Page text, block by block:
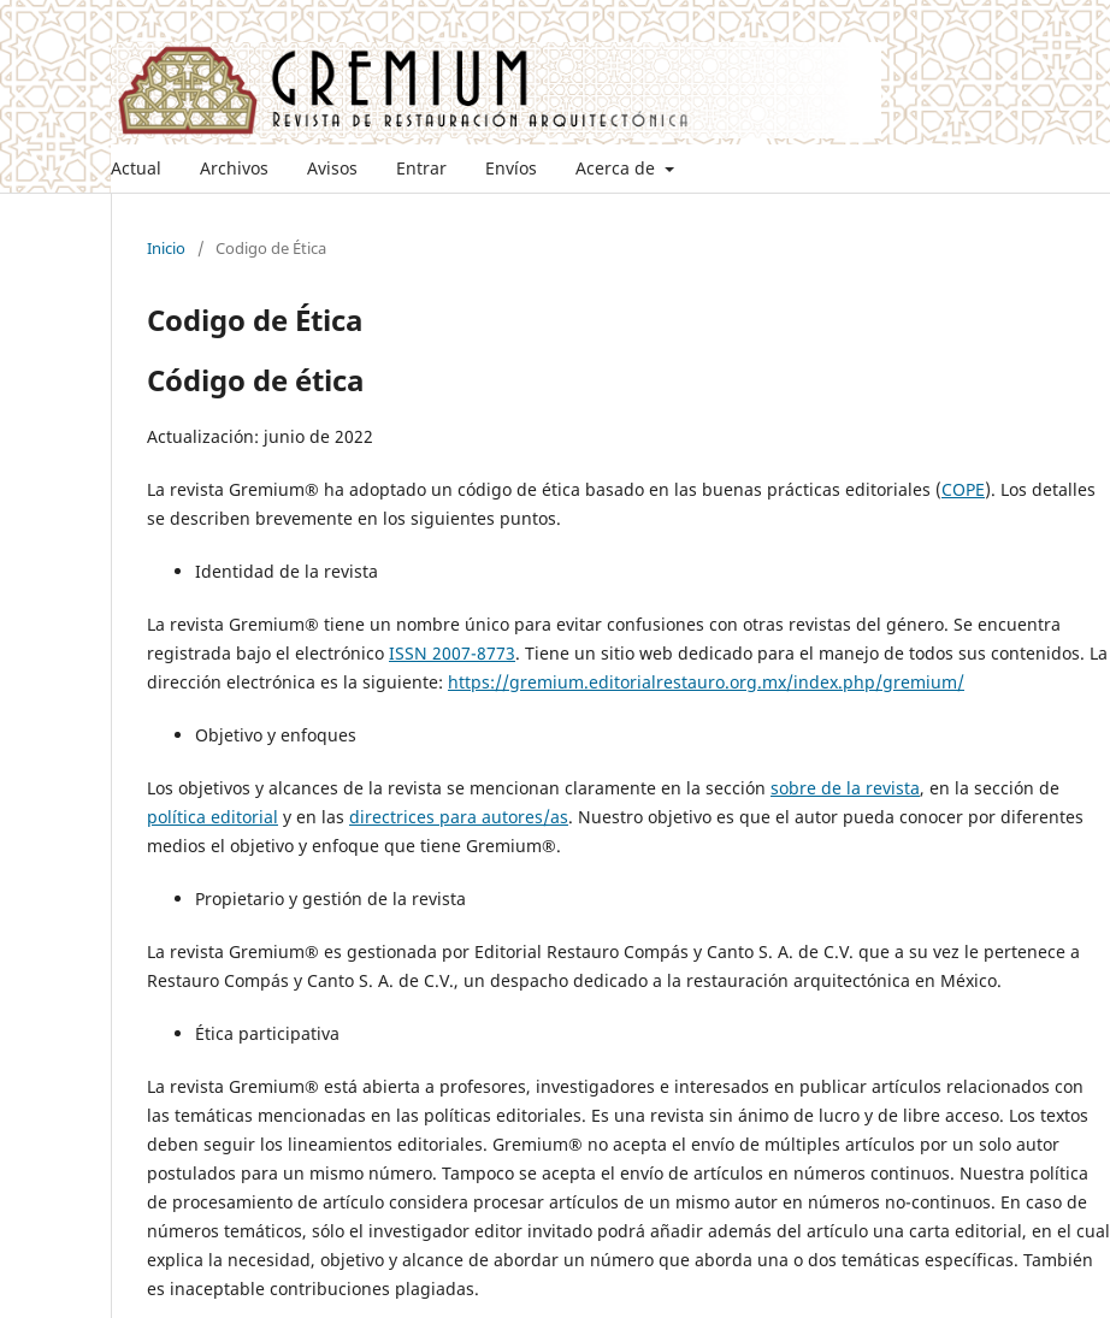
Actual Archivos Avisos Entrar Envíos Acerca de
Inicio / Codigo de Ética
Codigo de Ética
Código de ética
Actualización: junio de 2022
La revista Gremium® ha adoptado un código de ética basado en las buenas prácticas editoriales (COPE). Los detalles
se describen brevemente en los siguientes puntos.
Identidad de la revista
La revista Gremium® tiene un nombre único para evitar confusiones con otras revistas del género. Se encuentra
registrada bajo el electrónico ISSN 2007-8773. Tiene un sitio web dedicado para el manejo de todos sus contenidos. La
dirección electrónica es la siguiente: https://gremium.editorialrestauro.org.mx/index.php/gremium/
Objetivo y enfoques
Los objetivos y alcances de la revista se mencionan claramente en la sección sobre de la revista, en la sección de
política editorial y en las directrices para autores/as. Nuestro objetivo es que el autor pueda conocer por diferentes
medios el objetivo y enfoque que tiene Gremium®.
Propietario y gestión de la revista
La revista Gremium® es gestionada por Editorial Restauro Compás y Canto S. A. de C.V. que a su vez le pertenece a
Restauro Compás y Canto S. A. de C.V., un despacho dedicado a la restauración arquitectónica en México.
Ética participativa
La revista Gremium® está abierta a profesores, investigadores e interesados en publicar artículos relacionados con
las temáticas mencionadas en las políticas editoriales. Es una revista sin ánimo de lucro y de libre acceso. Los textos
deben seguir los lineamientos editoriales. Gremium® no acepta el envío de múltiples artículos por un solo autor
postulados para un mismo número. Tampoco se acepta el envío de artículos en números continuos. Nuestra política
de procesamiento de artículo considera procesar artículos de un mismo autor en números no-continuos. En caso de
números temáticos, sólo el investigador editor invitado podrá añadir además del artículo una carta editorial, en el cual
explica la necesidad, objetivo y alcance de abordar un número que aborda una o dos temáticas específicas. También
es inaceptable contribuciones plagiadas.